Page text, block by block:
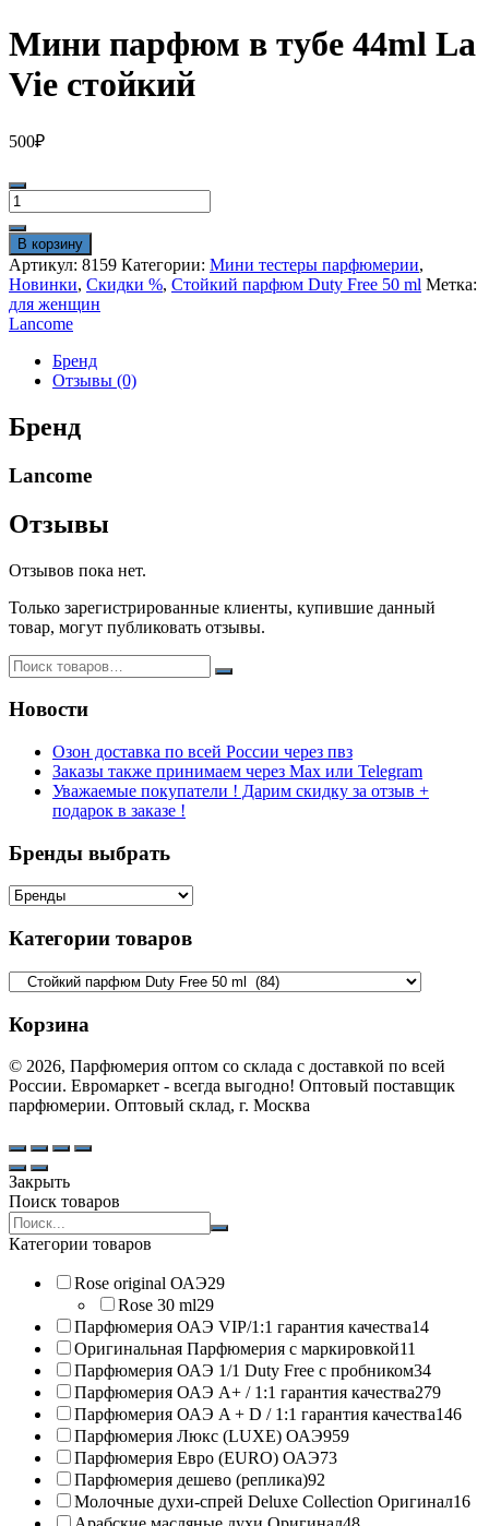
Мини парфюм в тубе 44ml La
Vie стойкий
500₽
Количество
товара
Мини
парфюм
в
тубе
44ml
La
стойкий
В корзину
Артикул: 8159 Категории: Мини тестеры парфюмерии,
Новинки, Скидки %, Стойкий парфюм Duty Free 50 ml Метка:
для женщин
Lancome
Бренд
Отзывы (0)
Бренд
Lancome
Отзывы
Отзывов пока нет.
Только зарегистрированные клиенты, купившие данный
товар, могут публиковать отзывы.
Новости
Озон доставка по всей России через пвз
Заказы также принимаем через Max или Telegram
Уважаемые покупатели ! Дарим скидку за отзыв +
подарок в заказе !
Бренды выбрать
Категории товаров
Корзина
© 2026, Парфюмерия оптом со склада с доставкой по всей
России. Евромаркет - всегда выгодно! Оптовый поставщик
парфюмерии. Оптовый склад, г. Москва
Закрыть
Поиск товаров
Search
products:
Категории товаров
Rose original ОАЭ29
Rose 30 ml29
Парфюмерия ОАЭ VIP/1:1 гарантия качества14
Оригинальная Парфюмерия с маркировкой11
Парфюмерия ОАЭ 1/1 Duty Free с пробником34
Парфюмерия ОАЭ A+ / 1:1 гарантия качества279
Парфюмерия ОАЭ A + D / 1:1 гарантия качества146
Парфюмерия Люкс (LUXE) ОАЭ959
Парфюмерия Евро (EURO) ОАЭ73
Парфюмерия дешево (реплика)92
Молочные духи-спрей Deluxe Collection Оригинал16